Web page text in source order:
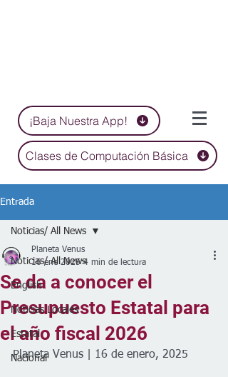
¡Baja Nuestra App!
Clases de Computación Básica
Entrada
Noticias/ All News
English
Noticias Locales
Estatal
Nacional
Noticias/ All News
Se da a conocer el
Presupuesto Estatal para
el año fiscal 2026
Planeta Venus
16 ene 2025 4 min de lectura
Planeta Venus | 16 de enero, 2025